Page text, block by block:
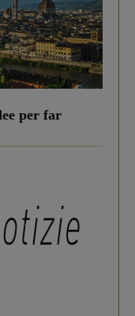
per far